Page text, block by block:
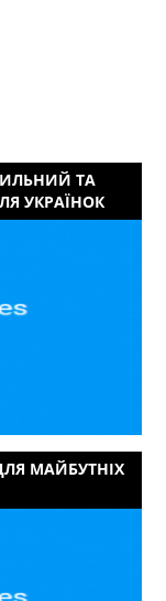
ТА
УКРАЇНОК
МАЙБУТНІХ